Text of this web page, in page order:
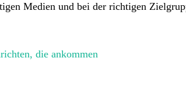
Medien und bei der richtigen